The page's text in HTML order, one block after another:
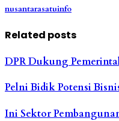
nusantarasatuinfo
Related posts
DPR Dukung
Pelni Bidik Potensi
Ini Sektor